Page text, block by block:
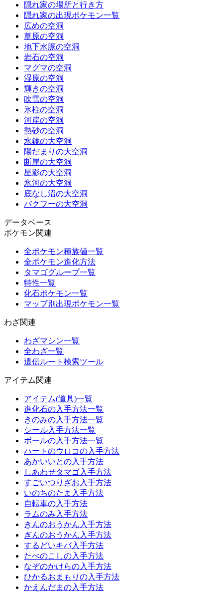
隠れ家の場所と行き方
隠れ家の出現ポケモン一覧
広めの空洞
草原の空洞
地下水脈の空洞
岩石の空洞
マグマの空洞
湿原の空洞
輝きの空洞
吹雪の空洞
氷柱の空洞
河岸の空洞
熱砂の空洞
水鏡の大空洞
陽だまりの大空洞
断崖の大空洞
星影の大空洞
氷河の大空洞
底なし沼の大空洞
バクフーの大空洞
データベース
ポケモン関連
全ポケモン種族値一覧
全ポケモン進化方法
タマゴグループ一覧
特性一覧
化石ポケモン一覧
マップ別出現ポケモン一覧
わざ関連
わざマシン一覧
全わざ一覧
遺伝ルート検索ツール
アイテム関連
アイテム(道具)一覧
進化石の入手方法一覧
きのみの入手方法一覧
シール入手方法一覧
ボールの入手方法一覧
ハートのウロコの入手方法
あかいいとの入手方法
しあわせタマゴ入手方法
すごいつりざお入手方法
いのちのたま入手方法
自転車の入手方法
ラムのみ入手方法
きんのおうかん入手方法
ぎんのおうかん入手方法
するどいキバ入手方法
たべのこしの入手方法
なぞのかけらの入手方法
ひかるおまもりの入手方法
かえんだまの入手方法